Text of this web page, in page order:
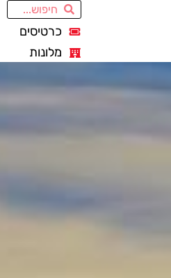
כרטיסים
מלונות